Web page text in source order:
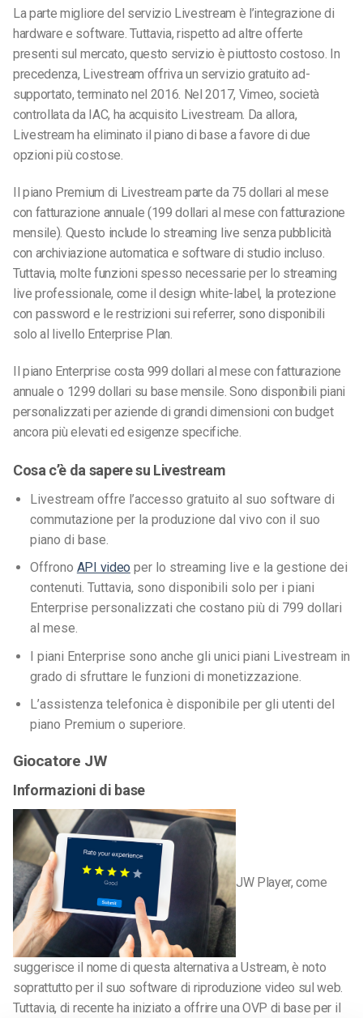
La parte migliore del servizio Livestream è l’integrazione di
hardware e software. Tuttavia, rispetto ad altre offerte
presenti sul mercato, questo servizio è piuttosto costoso. In
precedenza, Livestream offriva un servizio gratuito ad-
supportato, terminato nel 2016. Nel 2017, Vimeo, società
controllata da IAC, ha acquisito Livestream. Da allora,
Livestream ha eliminato il piano di base a favore di due
opzioni più costose.
Il piano Premium di Livestream parte da 75 dollari al mese
con fatturazione annuale (199 dollari al mese con fatturazione
mensile). Questo include lo streaming live senza pubblicità
con archiviazione automatica e software di studio incluso.
Tuttavia, molte funzioni spesso necessarie per lo streaming
live professionale, come il design white-label, la protezione
con password e le restrizioni sui referrer, sono disponibili
solo al livello Enterprise Plan.
Il piano Enterprise costa 999 dollari al mese con fatturazione
annuale o 1299 dollari su base mensile. Sono disponibili piani
personalizzati per aziende di grandi dimensioni con budget
ancora più elevati ed esigenze specifiche.
Cosa c’è da sapere su Livestream
Livestream offre l’accesso gratuito al suo software di
commutazione per la produzione dal vivo con il suo
piano di base.
Offrono API video per lo streaming live e la gestione dei
contenuti. Tuttavia, sono disponibili solo per i piani
Enterprise personalizzati che costano più di 799 dollari
al mese.
I piani Enterprise sono anche gli unici piani Livestream in
grado di sfruttare le funzioni di monetizzazione.
L’assistenza telefonica è disponibile per gli utenti del
piano Premium o superiore.
Giocatore JW
Informazioni di base
JW Player, come
suggerisce il nome di questa alternativa a Ustream, è noto
soprattutto per il suo software di riproduzione video sul web.
Tuttavia, di recente ha iniziato a offrire una OVP di base per il